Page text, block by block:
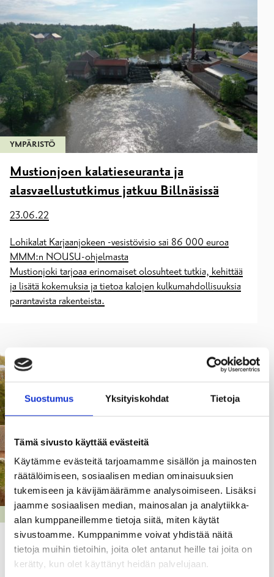
Suostumus Yksityiskohdat Tietoja
Tämä sivusto käyttää evästeitä
Käytämme evästeitä tarjoamamme sisällön ja mainosten
räätälöimiseen, sosiaalisen median ominaisuuksien
tukemiseen ja kävijämäärämme analysoimiseen. Lisäksi
jaamme sosiaalisen median, mainosalan ja analytiikka-
alan kumppaneillemme tietoja siitä, miten käytät
sivustoamme. Kumppanimme voivat yhdistää näitä
tietoja muihin tietoihin, joita olet antanut heille tai joita on
kerätty, kun olet käyttänyt heidän palvelujaan.
YMPÄRISTÖ
Mustionjoen kalatieseuranta ja
alasvaellustutkimus jatkuu Billnäsissä
23.06.22
Lohikalat Karjaanjokeen -vesistövisio sai 86 000 euroa
MMM:n NOUSU-ohjelmasta
Mustionjoki tarjoaa erinomaiset olosuhteet tutkia, kehittää
ja lisätä kokemuksia ja tietoa kalojen kulkumahdollisuuksia
parantavista rakenteista.
VESISTÖVISIO
Mustionjoen kalatiet ovat taas
auki! Raasepori mukana yhteistyössä, joka